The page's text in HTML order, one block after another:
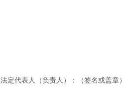
法定代表人（负责人）：（签名或盖章）